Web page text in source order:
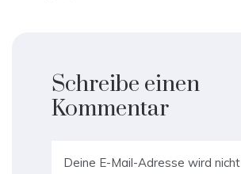
Schreibe einen
Kommentar
Deine E-Mail-Adresse wird nicht